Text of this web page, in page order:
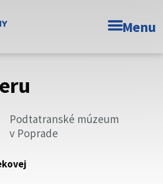
stránka Prešovského
uistite, že zdieľate informácie iba
stránku. Zabezpečená stránka
Menu
Podtatranské múzeum
v Poprade